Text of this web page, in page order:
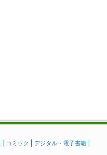
コミック デジタル・電子書籍